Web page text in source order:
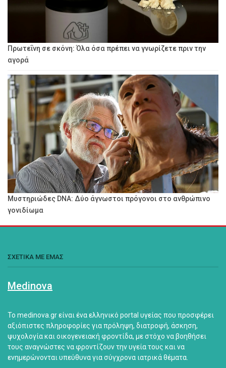
Πρωτεΐνη σε σκόνη: Όλα όσα πρέπει να γνωρίζετε πριν την
αγορά
Μυστηριώδες DNA: Δύο άγνωστοι πρόγονοι στο ανθρώπινο
γονιδίωμα
ΣΧΕΤΙΚΑ ΜΕ ΕΜΑΣ
Medinova
Το medinova.gr είναι ένα ελληνικό portal υγείας που προσφέρει
αξιόπιστες πληροφορίες για πρόληψη, διατροφή, άσκηση,
ψυχολογία και οικογενειακή φροντίδα, με στόχο να βοηθήσει
τους αναγνώστες να φροντίζουν την υγεία τους και να
ενημερώνονται υπεύθυνα για σύγχρονα ιατρικά θέματα.